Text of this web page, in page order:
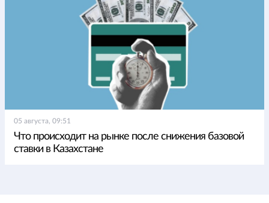
05 августа, 09:51
Что происходит на рынке после снижения базовой
ставки в Казахстане